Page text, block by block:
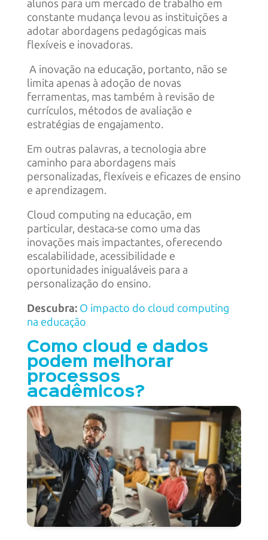
alunos para um mercado de trabalho em
constante mudança levou as instituições a
adotar abordagens pedagógicas mais
flexíveis e inovadoras.
A inovação na educação, portanto, não se
limita apenas à adoção de novas
ferramentas, mas também à revisão de
currículos, métodos de avaliação e
estratégias de engajamento.
Em outras palavras, a tecnologia abre
caminho para abordagens mais
personalizadas, flexíveis e eficazes de ensino
e aprendizagem.
Cloud computing na educação, em
particular, destaca-se como uma das
inovações mais impactantes, oferecendo
escalabilidade, acessibilidade e
oportunidades inigualáveis para a
personalização do ensino.
Descubra: O impacto do cloud computing
na educação
Como cloud e dados
podem melhorar
processos
acadêmicos?